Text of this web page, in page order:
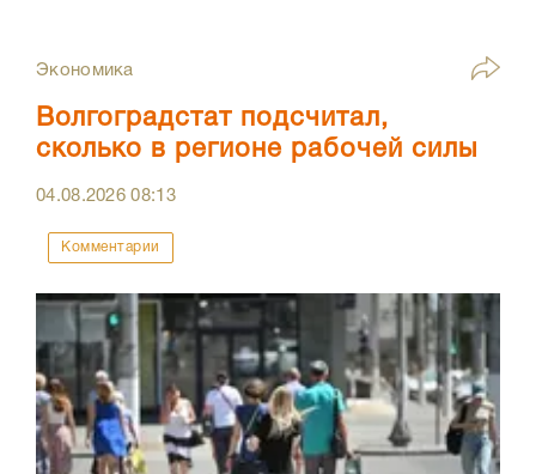
Экономика
Волгоградстат подсчитал,
сколько в регионе рабочей силы
04.08.202608:13
Комментарии